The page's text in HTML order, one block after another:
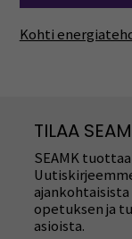
Kohti
TILAA
SEAMK
opetuksen ja
asioista.